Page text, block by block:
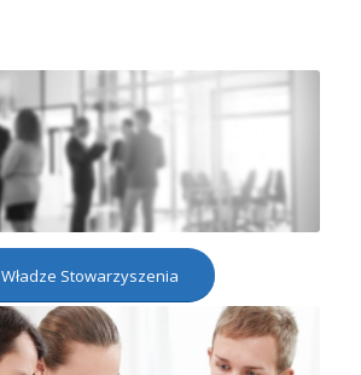
Władze Stowarzyszenia